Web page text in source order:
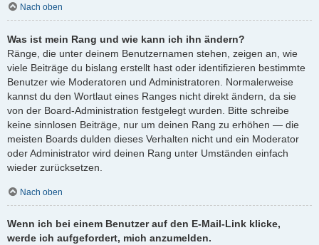
Nach oben
Was ist mein Rang und wie kann ich ihn ändern?
Ränge, die unter deinem Benutzernamen stehen, zeigen an, wie
viele Beiträge du bislang erstellt hast oder identifizieren bestimmte
Benutzer wie Moderatoren und Administratoren. Normalerweise
kannst du den Wortlaut eines Ranges nicht direkt ändern, da sie
von der Board-Administration festgelegt wurden. Bitte schreibe
keine sinnlosen Beiträge, nur um deinen Rang zu erhöhen — die
meisten Boards dulden dieses Verhalten nicht und ein Moderator
oder Administrator wird deinen Rang unter Umständen einfach
wieder zurücksetzen.
Nach oben
Wenn ich bei einem Benutzer auf den E-Mail-Link klicke,
werde ich aufgefordert, mich anzumelden.